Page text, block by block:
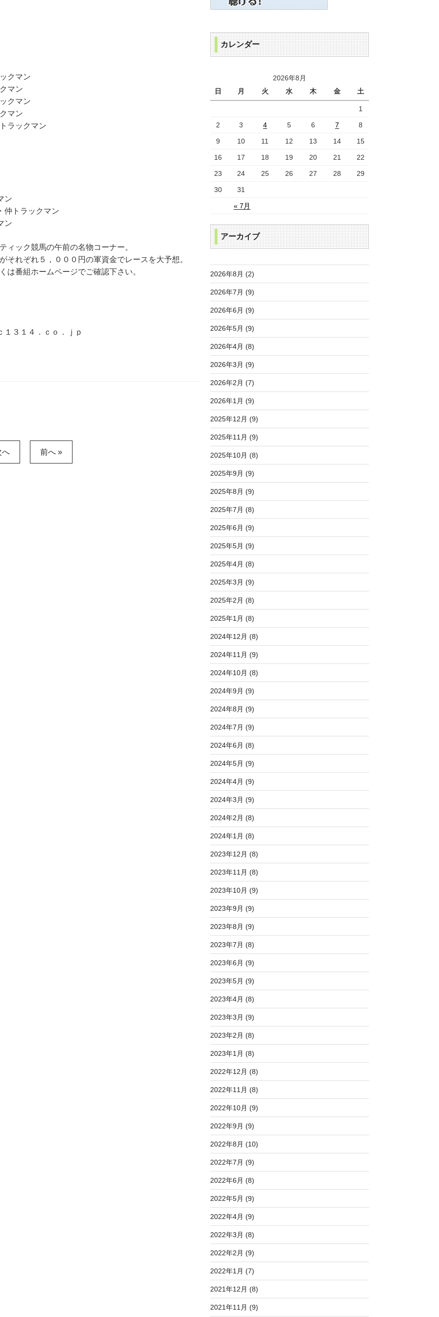
クマン
マン
クマン
マン
ラックマン
ン
トラックマン
ン
ック競馬の午前の名物コーナー。
それぞれ５，０００円の軍資金でレースを大予想。
は番組ホームページでご確認下さい。
３１４．ｃｏ．ｊｐ
へ 前へ »
カレンダー
2026年8月
日
月 火 水 木 金 土
« 7月
1
2 3 4 5 6 7 8
9 10 11 12 13 14 15
16 17 18 19 20 21 22
23 24 25 26 27 28 29
30 31
アーカイブ
2026年8月 (2)
2026年7月 (9)
2026年6月 (9)
2026年5月 (9)
2026年4月 (8)
2026年3月 (9)
2026年2月 (7)
2026年1月 (9)
2025年12月 (9)
2025年11月 (9)
2025年10月 (8)
2025年9月 (9)
2025年8月 (9)
2025年7月 (8)
2025年6月 (9)
2025年5月 (9)
2025年4月 (8)
2025年3月 (9)
2025年2月 (8)
2025年1月 (8)
2024年12月 (8)
2024年11月 (9)
2024年10月 (8)
2024年9月 (9)
2024年8月 (9)
2024年7月 (9)
2024年6月 (8)
2024年5月 (9)
2024年4月 (9)
2024年3月 (9)
2024年2月 (8)
2024年1月 (8)
2023年12月 (8)
2023年11月 (8)
2023年10月 (9)
2023年9月 (9)
2023年8月 (9)
2023年7月 (8)
2023年6月 (9)
2023年5月 (9)
2023年4月 (8)
2023年3月 (9)
2023年2月 (8)
2023年1月 (8)
2022年12月 (8)
2022年11月 (8)
2022年10月 (9)
2022年9月 (9)
2022年8月 (10)
2022年7月 (9)
2022年6月 (8)
2022年5月 (9)
2022年4月 (9)
2022年3月 (8)
2022年2月 (9)
2022年1月 (7)
2021年12月 (8)
2021年11月 (9)